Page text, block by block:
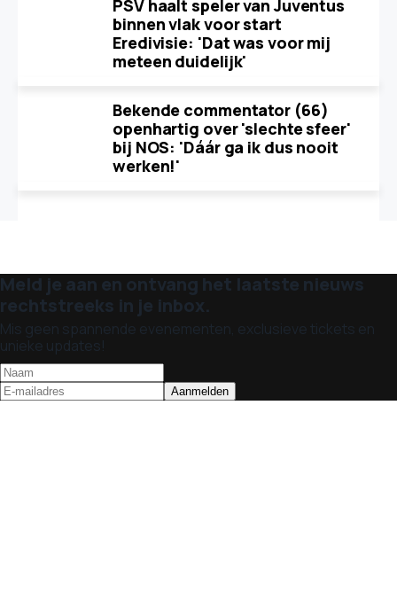
PSV haalt speler van Juventus
binnen vlak voor start
Eredivisie: 'Dat was voor mij
meteen duidelijk'
Bekende commentator (66)
openhartig over 'slechte sfeer'
bij NOS: 'Dáár ga ik dus nooit
werken!'
Meld je aan en ontvang het laatste nieuws
rechtstreeks in je inbox.
Mis geen spannende evenementen, exclusieve tickets en
unieke updates!